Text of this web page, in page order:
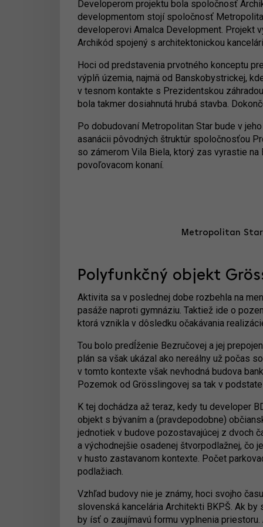
Developerom projektu bola spoločnosť
developmentom stojí spoločnosť
developerovi Amalca Development. Projekt
Archikód spojený s architektonickou
Hoci od predstavenia prvotného konceptu
výplň územia, najmä od Banskobystrickej,
v tesnom kontakte s Prezidentskou
bola takmer dosiahnutá hrubá stavba.
Po dobudovaní Metropolitan Star bude v
asanácii pôvodných štruktúr spoločnosťou
so zámerom Vila Biela, ktorý zas vyrastie
povoľovacom konaní.
Metropolitan
Polyfunkčný objekt
Aktivita sa v poslednej dobe rozbehla na
pasáže naproti gymnáziu. Taktiež ide o
ktorá vznikla v dôsledku očakávania
Tou bolo predĺženie Bezručovej a jej
plán sa však ukázal ako nereálny už počas
v tomto kontexte však nevhodná budova
Pozemok od Grösslingovej sa tak v
K tej dochádza až teraz, kedy tu developer
objekt s bývaním a (pravdepodobne)
jednotiek v budove pozostavajúcej z dvoch
a východnejšie osadenej štvorpodlažnej, čo
v husto zastavanom kontexte. Počet
podlažiach.
Vzhľad budovy nie je známy, hoci svojho
slovenská kancelária Architekti BKPŠ. Ak
by ísť o zaujímavú formu vyplnenia